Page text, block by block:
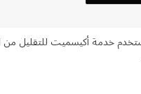
خدمة أكيسميت للتقليل من